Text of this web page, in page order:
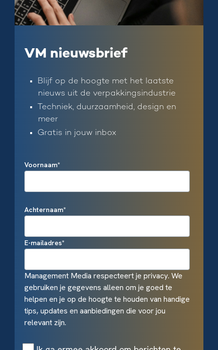
VM nieuwsbrief
Blijf op de hoogte met het laatste
nieuws uit de verpakkingsindustrie
Techniek, duurzaamheid, design en
meer
Gratis in jouw inbox
Voornaam*
Achternaam*
E-mailadres*
Management Media respecteert je privacy. We
gebruiken je gegevens alleen om je goed te
helpen en je op de hoogte te houden van handige
tips, updates en aanbiedingen die voor jou
relevant zijn.